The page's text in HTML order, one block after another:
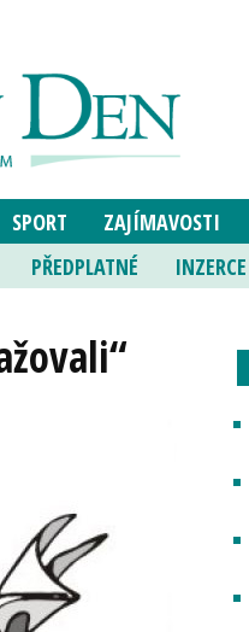
SPORT ZAJÍMAVOSTI
PŘEDPLATNÉ INZERCE